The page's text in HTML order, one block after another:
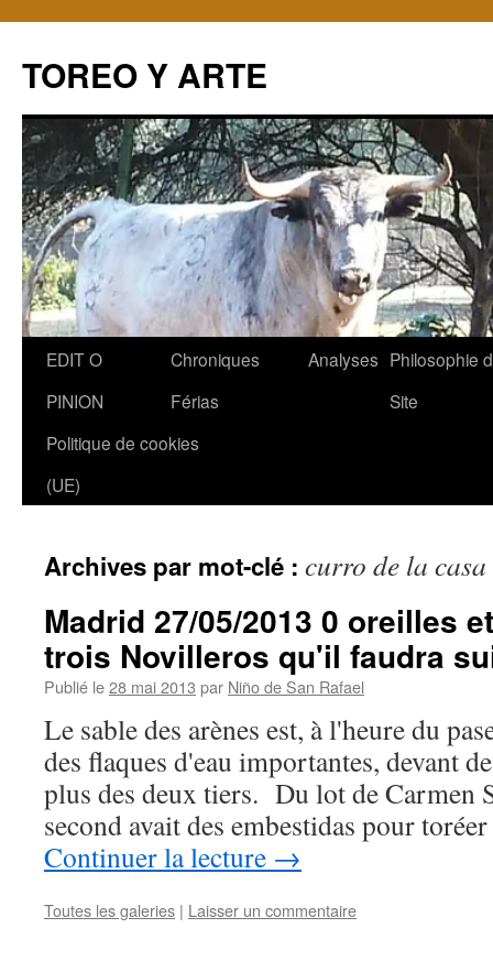
TOREO Y ARTE
Aller
contenu
EDIT O
PINION
Chroniques
Férias
Analyses Philosophie
Site
Politique de cookies
(UE)
Archives par mot-clé : curro de la casa
Madrid 27/05/2013 0 oreilles
trois Novilleros qu'il faudra
Publié le28 mai 2013 par Niño de San Rafael
Le sable des arènes est, à l'heure du
des flaques d'eau importantes, devant
plus des deux tiers. Du lot de Carmen
second avait des embestidas pour
Continuer la lecture →
Toutes les galeries | Laisser un commentaire